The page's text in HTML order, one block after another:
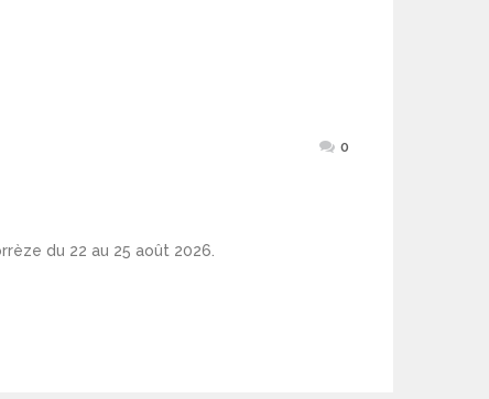
0
du 22 au 25 août 2026.